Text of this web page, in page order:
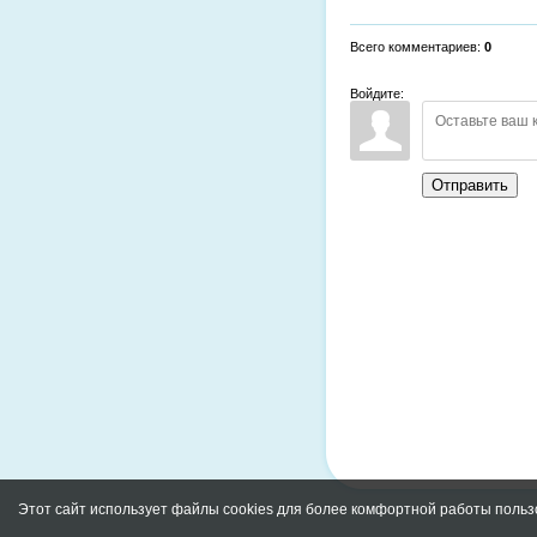
Всего комментариев: 0
Войдите:
Отправить
Этот сайт использует файлы cookies для более комфортной работы